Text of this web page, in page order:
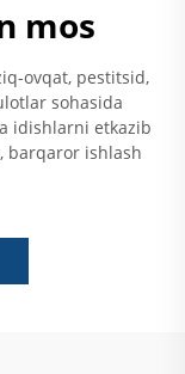
mos
ovqat, pestitsid,
sohasida
idishlarni etkazib
barqaror ishlash